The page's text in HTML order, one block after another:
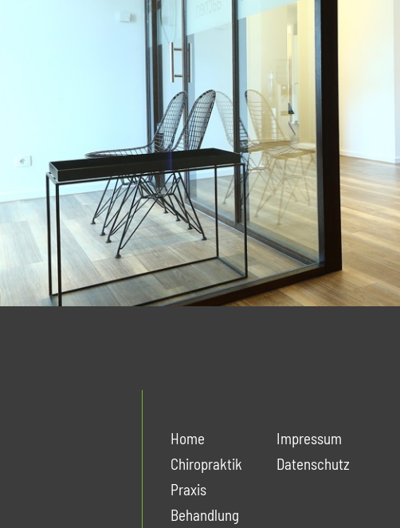
Home
Chiropraktik
Praxis
Behandlung
Impressum
Datenschutz